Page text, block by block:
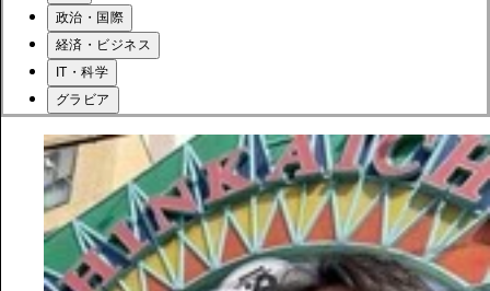
政治・国際
経済・ビジネス
IT・科学
グラビア